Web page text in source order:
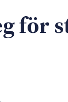
för